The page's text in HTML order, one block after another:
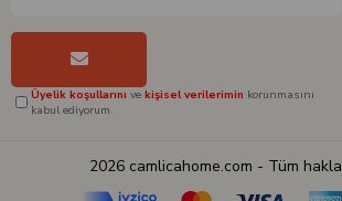
Üyelik koşullarını ve kişisel verilerimin korunmasını
kabul ediyorum.
2026 camlicahome.com - Tüm